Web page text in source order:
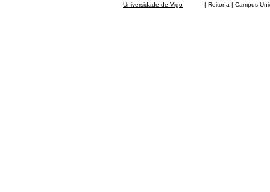
Universidade de Vigo | Reitoría | Campus